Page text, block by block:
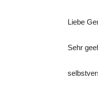
Liebe
Sehr